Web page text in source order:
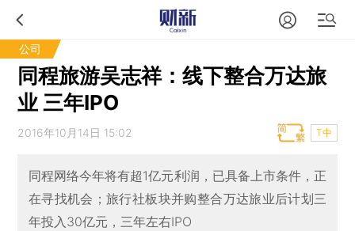
公司
同程旅游吴志祥：线下整合万达旅
业 三年IPO
2016年10月14日 15:02 T中
同程网络今年将有超1亿元利润，已具备上市条件，正
在寻找机会；旅行社板块并购整合万达旅业后计划三
年投入30亿元，三年左右IPO